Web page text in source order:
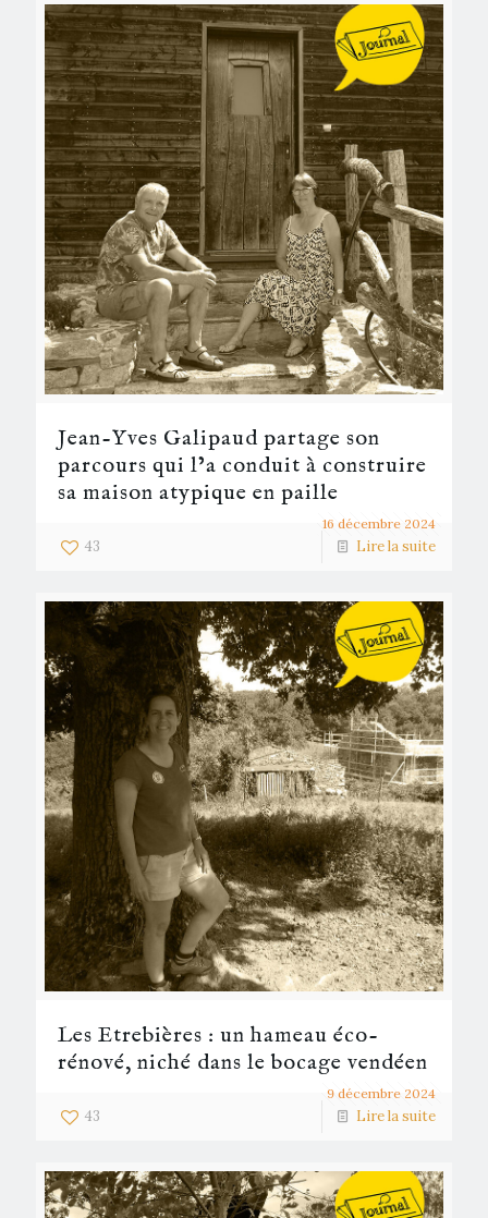
16 décembre 2024
Jean-Yves Galipaud partage son
parcours qui l’a conduit à construire
sa maison atypique en paille
43 Lire la suite
9 décembre 2024
Les Etrebières : un hameau éco-
rénové, niché dans le bocage vendéen
43 Lire la suite